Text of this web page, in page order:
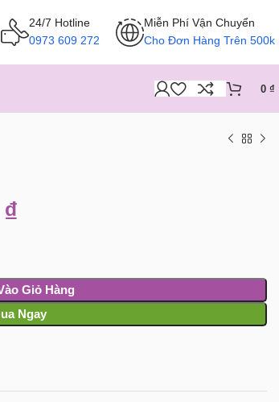
24/7 Hotline
0973 609 272
Miễn Phí Vận Chuyển
Cho Đơn Hàng Trên 500k
0 ₫
₫
Giỏ Hàng
Ngay